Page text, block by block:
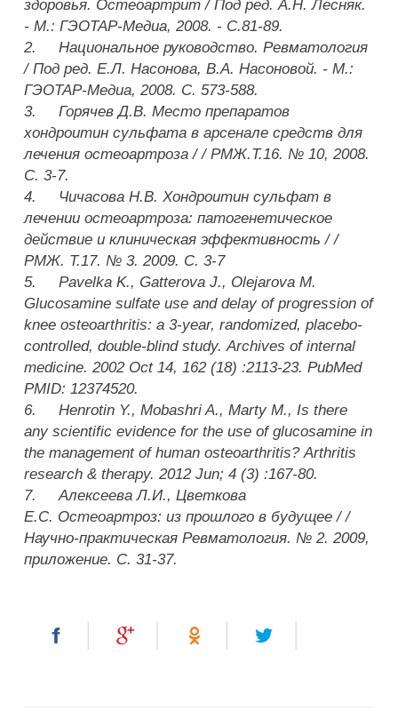
здоровья. Остеоартрит / Под ред. А.Н. Лесняк.
- М.: ГЭОТАР-Медиа, 2008. - С.81-89.
2. Национальное руководство. Ревматология
/ Под ред. Е.Л. Насонова, В.А. Насоновой. - М.:
ГЭОТАР-Медиа, 2008. С. 573-588.
3. Горячев Д.В. Место препаратов
хондроитин сульфата в арсенале средств для
лечения остеоартроза / / РМЖ.Т.16. № 10, 2008.
С. 3-7.
4. Чичасова Н.В. Хондроитин сульфат в
лечении остеоартроза: патогенетическое
действие и клиническая эффективность / /
РМЖ. Т.17. № 3. 2009. С. 3-7
5. Pavelka K., Gatterova J., Olejarova M.
Glucosamine sulfate use and delay of progression of
knee osteoarthritis: a 3-year, randomized, placebo-
controlled, double-blind study. Archives of internal
medicine. 2002 Oct 14, 162 (18) :2113-23. PubMed
PMID: 12374520.
6. Henrotin Y., Mobashri A., Marty M., Is there
any scientific evidence for the use of glucosamine in
the management of human osteoarthritis? Arthritis
research & therapy. 2012 Jun; 4 (3) :167-80.
7. Алексеева Л.И., Цветкова
Е.С. Остеоартроз: из прошлого в будущее / /
Научно-практическая Ревматология. № 2. 2009,
приложение. С. 31-37.